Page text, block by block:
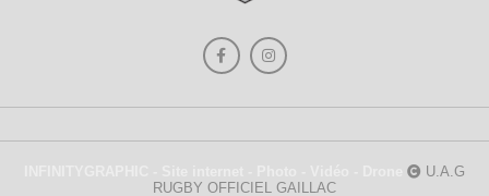
U.A.G
RUGBY OFFICIEL GAILLAC